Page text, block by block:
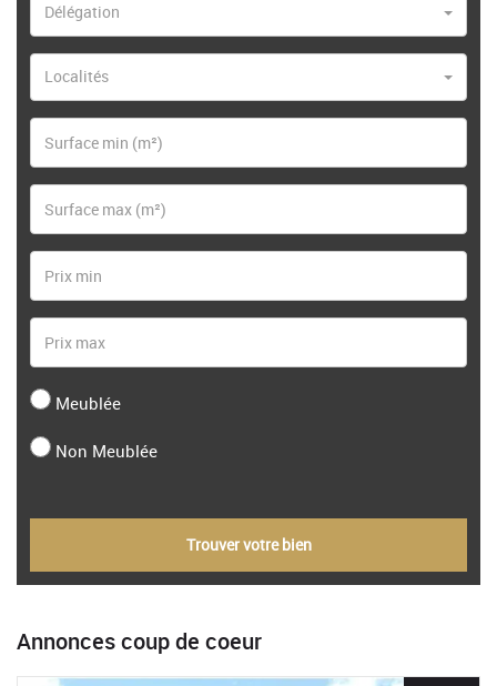
Délégation
Localités
Meublée
Non Meublée
Trouver votre bien
Annonces coup de coeur